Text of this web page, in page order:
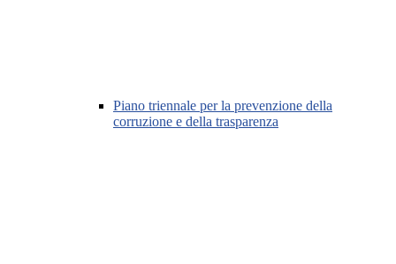
Piano triennale per la prevenzione della
corruzione e della trasparenza